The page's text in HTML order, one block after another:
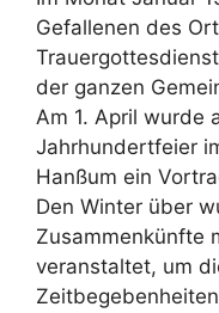
Gefallenen des
der ganzen
Am 1. April wurde
Jahrhundertfeier
Hanßum ein
Den Winter über
Zusammenkünfte
veranstaltet, um